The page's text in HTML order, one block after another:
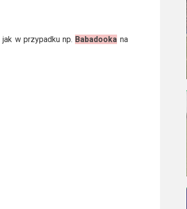
w przypadku np. Babadooka na